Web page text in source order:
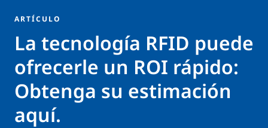
ARTÍCULO
La tecnología RFID puede
ofrecerle un ROI rápido:
Obtenga su estimación
aquí.